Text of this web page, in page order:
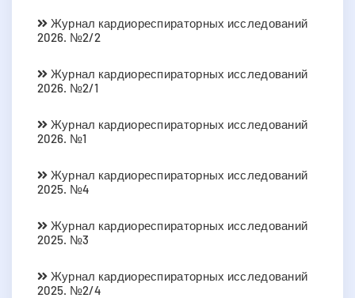
Журнал кардиореспираторных исследований
2026. №2/2
Журнал кардиореспираторных исследований
2026. №2/1
Журнал кардиореспираторных исследований
2026. №1
Журнал кардиореспираторных исследований
2025. №4
Журнал кардиореспираторных исследований
2025. №3
Журнал кардиореспираторных исследований
2025. №2/4